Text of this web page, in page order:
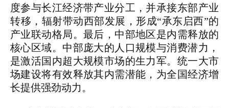
度参与长江经济带产业分工，并承接东部产业
转移，辐射带动西部发展，形成“承东启西”的
产业联动格局。最后，中部地区是内需释放的
核心区域。中部庞大的人口规模与消费潜力，
是激活国内超大规模市场的生力军。统一大市
场建设将有效释放其内需潜能，为全国经济增
长提供强劲动力。